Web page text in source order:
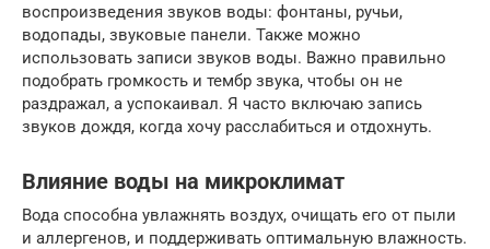
воспроизведения звуков воды: фонтаны, ручьи,
водопады, звуковые панели. Также можно
использовать записи звуков воды. Важно правильно
подобрать громкость и тембр звука, чтобы он не
раздражал, а успокаивал. Я часто включаю запись
звуков дождя, когда хочу расслабиться и отдохнуть.
Влияние воды на микроклимат
Вода способна увлажнять воздух, очищать его от пыли
и аллергенов, и поддерживать оптимальную влажность.